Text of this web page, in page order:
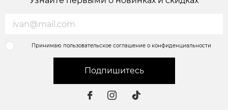
Принимаю пользовательское соглашение о конфиденциальности
Подпишитесь